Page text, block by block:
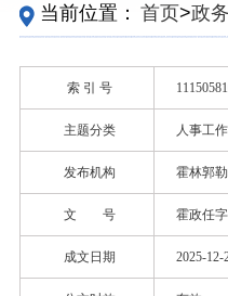
当前位置： 首页>政
定主动公开内容>政
索 引 号
主题分类 人事工作
发布机构 霍林郭
文 号 霍政任
成文日期 2025-12-